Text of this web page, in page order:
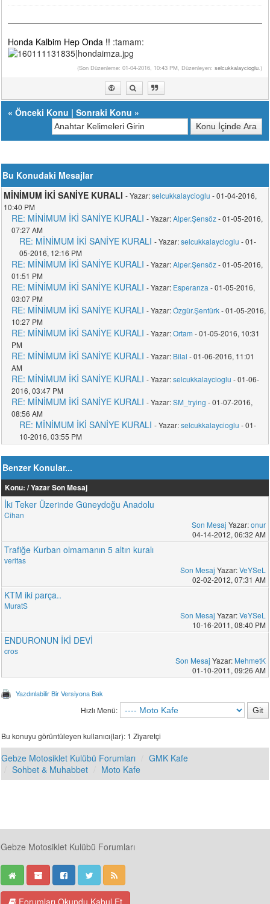
Honda Kalbim Hep Onda !! :tamam:
(Son Düzenleme: 01-04-2016, 10:43 PM, Düzenleyen: selcukkalaycioglu.)
«Önceki Konu |Sonraki Konu »
Bu Konudaki Mesajlar
MİNİMUM İKİ SANİYE KURALI - Yazar:selcukkalaycioglu - 01-04-2016,
10:40 PM
RE: MİNİMUM İKİ SANİYE KURALI - Yazar:Alper.Şensöz- 01-05-2016,
07:27 AM
RE: MİNİMUM İKİ SANİYE KURALI - Yazar:selcukkalaycioglu - 01-
05-2016, 12:16 PM
RE: MİNİMUM İKİ SANİYE KURALI - Yazar:Alper.Şensöz- 01-05-2016,
01:51 PM
RE: MİNİMUM İKİ SANİYE KURALI - Yazar: Esperanza - 01-05-2016,
03:07 PM
RE: MİNİMUM İKİ SANİYE KURALI - Yazar:Özgür.Şentürk- 01-05-2016,
10:27 PM
RE: MİNİMUM İKİ SANİYE KURALI - Yazar:Ortam - 01-05-2016, 10:31
PM
RE: MİNİMUM İKİ SANİYE KURALI - Yazar: Bilal - 01-06-2016, 11:01
AM
RE: MİNİMUM İKİ SANİYE KURALI - Yazar:selcukkalaycioglu - 01-06-
2016, 03:47 PM
RE: MİNİMUM İKİ SANİYE KURALI - Yazar:SM_trying - 01-07-2016,
08:56 AM
RE: MİNİMUM İKİ SANİYE KURALI - Yazar:selcukkalaycioglu - 01-
10-2016, 03:55 PM
Benzer Konular...
Konu: / YazarSon Mesaj
İki Teker Üzerinde Güneydoğu Anadolu
Cihan
Son Mesaj Yazar:onur
04-14-2012, 06:32 AM
Trafiğe Kurban olmamanın 5 altın kuralı
veritas
Son Mesaj Yazar:VeYSeL
02-02-2012, 07:31 AM
KTM iki parça..
MuratS
Son Mesaj Yazar:VeYSeL
10-16-2011, 08:40 PM
ENDURONUN İKİ DEVİ
cros
Son Mesaj Yazar: MehmetK
01-10-2011, 09:26 AM
Yazdırılabilir Bir Versiyona Bak
Hızlı Menü:
Bu konuyu görüntüleyen kullanıcı(lar): 1 Ziyaretçi
Gebze Motosiklet Kulübü Forumları
GMK Kafe
Sohbet & Muhabbet
Moto Kafe
Gebze Motosiklet Kulübü Forumları
Forumları Okundu Kabul Et